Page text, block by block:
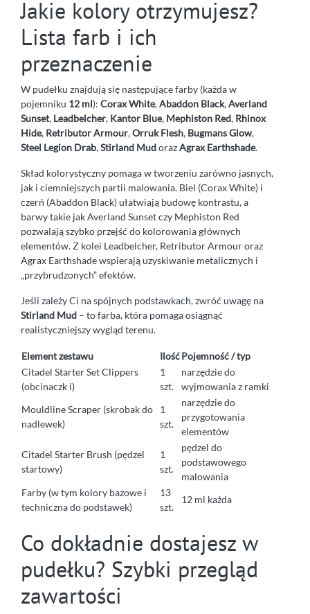
Jakie kolory otrzymujesz?
Lista farb i ich
przeznaczenie
W pudełku znajdują się następujące farby (każda w
pojemniku 12 ml): Corax White,Abaddon Black,Averland
Sunset, Leadbelcher, Kantor Blue, Mephiston Red, Rhinox
Hide, Retributor Armour,Orruk Flesh, Bugmans Glow,
Steel Legion Drab,Stirland MudorazAgrax Earthshade.
Skład kolorystyczny pomaga w tworzeniu zarówno jasnych,
jak i ciemniejszych partii malowania. Biel (Corax White) i
czerń (Abaddon Black) ułatwiają budowę kontrastu, a
barwy takie jak Averland Sunset czy Mephiston Red
pozwalają szybko przejść do kolorowania głównych
elementów. Z kolei Leadbelcher, Retributor Armour oraz
Agrax Earthshade wspierają uzyskiwanie metalicznych i
„przybrudzonych” efektów.
Jeśli zależy Ci na spójnych podstawkach, zwróć uwagę na
Stirland Mud – to farba, która pomaga osiągnąć
realistyczniejszy wygląd terenu.
Element zestawu IlośćPojemność / typ
Citadel Starter Set Clippers
(obcinaczk i)
1
szt.
narzędzie do
wyjmowania z ramki
Mouldline Scraper (skrobak do
nadlewek)
1
szt.
narzędzie do
przygotowania
elementów
Citadel Starter Brush (pędzel
startowy)
1
szt.
pędzel do
podstawowego
malowania
Farby (w tym kolory bazowe i
techniczna do podstawek)
13
szt.
12 ml każda
Co dokładnie dostajesz w
pudełku? Szybki przegląd
zawartości